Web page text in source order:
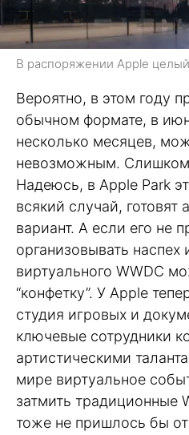
В распоряжении Apple
Вероятно, в этом году
обычном формате, в
несколько месяцев,
невозможным.
Надеюсь, в Apple Park
всякий случай, готовят
вариант. А если его не
организовывать наспех
виртуального WWDC
“конфетку”. У Apple
студия игровых и
ключевые сотрудники
артистическими
мире виртуальное
затмить традиционные
тоже не пришлось бы